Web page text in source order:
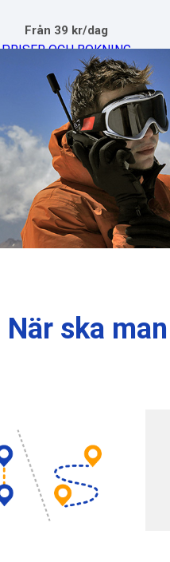
Från 39 kr/dag
PRISER OCH BOKNING
När ska